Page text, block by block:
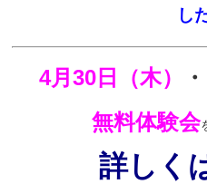
し
4月30日（木） ・
無料体験会
詳しく